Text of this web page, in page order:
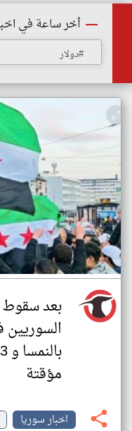
أخر ساعة في
#دولار
بعد
مؤقتة
اخبار سوريا